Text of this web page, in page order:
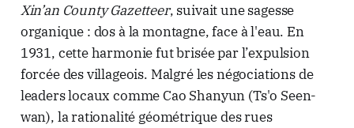
Xin’an County Gazetteer, suivait une sagesse
organique : dos à la montagne, face à l'eau. En
1931, cette harmonie fut brisée par l’expulsion
forcée des villageois. Malgré les négociations de
leaders locaux comme Cao Shanyun (Ts'o Seen-
wan), la rationalité géométrique des rues